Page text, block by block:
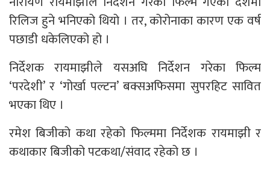
रिलिज हुने भनिएको थियो । तर, कोरोनाका कारण एक वर्ष
पछाडी धकेलिएको हो ।
निर्देशक रायमाझीले यसअघि निर्देशन गरेका फिल्म
‘परदेशी’ र ‘गोर्खा पल्टन’ बक्सअफिसमा सुपरहिट सावित
भएका थिए ।
रमेश बिजीको कथा रहेको फिल्ममा निर्देशक रायमाझी र
कथाकार बिजीको पटकथा/संवाद रहेको छ ।